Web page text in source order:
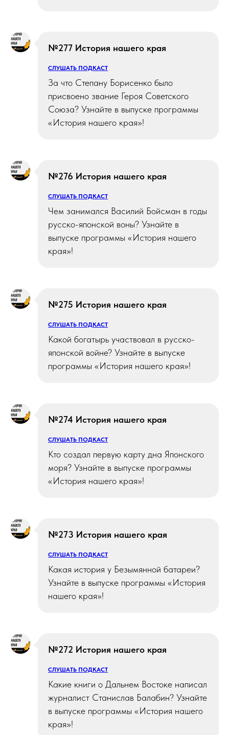
№277 История нашего края
СЛУШАТЬ ПОДКАСТ
За что Степану Борисенко было
присвоено звание Героя Советского
Союза? Узнайте в выпуске программы
«История нашего края»!
№276 История нашего края
СЛУШАТЬ ПОДКАСТ
Чем занимался Василий Бойсман в годы
русско-японской воны? Узнайте в
выпуске программы «История нашего
края»!
№275 История нашего края
СЛУШАТЬ ПОДКАСТ
Какой богатырь участвовал в русско-
японской войне? Узнайте в выпуске
программы «История нашего края»!
№274 История нашего края
СЛУШАТЬ ПОДКАСТ
Кто создал первую карту дна Японского
моря? Узнайте в выпуске программы
«История нашего края»!
№273 История нашего края
СЛУШАТЬ ПОДКАСТ
Какая история у Безымянной батареи?
Узнайте в выпуске программы «История
нашего края»!
№272 История нашего края
СЛУШАТЬ ПОДКАСТ
Какие книги о Дальнем Востоке написал
журналист Станислав Балабин? Узнайте
в выпуске программы «История нашего
края»!